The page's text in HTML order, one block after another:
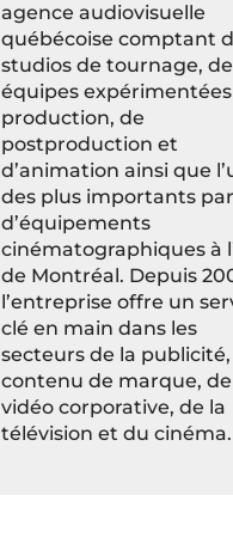
agence audiovisuelle
québécoise comptant
studios de tournage,
équipes
production, de
postproduction et
d’animation ainsi que
des plus importants
d’équipements
cinématographiques à
de Montréal. Depuis
l’entreprise offre un
clé en main dans les
secteurs de la
contenu de marque, de
vidéo corporative, de la
télévision et du cinéma.